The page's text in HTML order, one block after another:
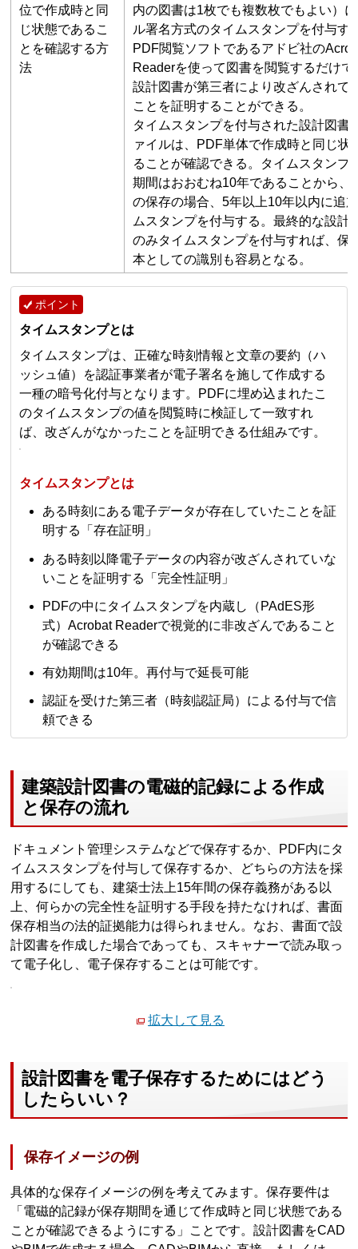
位で作成時と同
じ状態であるこ
とを確認する方
法
内の図書は1枚でも複数枚でもよい）
ル署名方式のタイムスタンプを付与す
PDF閲覧ソフトであるアドビ社の
Readerを使って図書を閲覧するだけで
設計図書が第三者により改ざんされて
ことを証明することができる。
タイムスタンプを付与された設計図書
ァイルは、PDF単体で作成時と同じ状
ることが確認できる。タイムスタンプ
期間はおおむね10年であることから、
の保存の場合、5年以上10年以内に追
ムスタンプを付与する。最終的な設計
のみタイムスタンプを付与すれば、保
本としての識別も容易となる。
ポイント
タイムスタンプとは
タイムスタンプは、正確な時刻情報と文章の要約（ハ
ッシュ値）を認証事業者が電子署名を施して作成する
一種の暗号化付与となります。PDFに埋め込まれたこ
のタイムスタンプの値を閲覧時に検証して一致すれ
ば、改ざんがなかったことを証明できる仕組みです。
タイムスタンプとは
ある時刻にある電子データが存在していたことを証
明する「存在証明」
ある時刻以降電子データの内容が改ざんされていな
いことを証明する「完全性証明」
PDFの中にタイムスタンプを内蔵し（PAdES形
式）Acrobat Readerで視覚的に非改ざんであること
が確認できる
有効期間は10年。再付与で延長可能
認証を受けた第三者（時刻認証局）による付与で信
頼できる
建築設計図書の電磁的記録による作成
と保存の流れ
ドキュメント管理システムなどで保存するか、PDF内にタ
イムススタンプを付与して保存するか、どちらの方法を採
用するにしても、建築士法上15年間の保存義務がある以
上、何らかの完全性を証明する手段を持たなければ、書面
保存相当の法的証拠能力は得られません。なお、書面で設
計図書を作成した場合であっても、スキャナーで読み取っ
て電子化し、電子保存することは可能です。
拡大して見る
設計図書を電子保存するためにはどう
したらいい？
保存イメージの例
具体的な保存イメージの例を考えてみます。保存要件は
「電磁的記録が保存期間を通じて作成時と同じ状態である
ことが確認できるようにする」ことです。設計図書をCAD